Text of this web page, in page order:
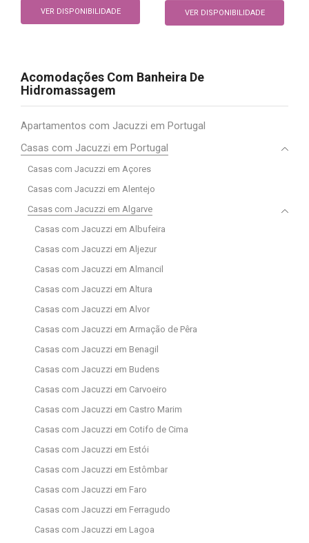
VER DISPONIBILIDADE VER DISPONIBILIDADE
Acomodações Com Banheira De
Hidromassagem
Apartamentos com Jacuzzi em Portugal
Casas com Jacuzzi em Portugal
Casas com Jacuzzi em Açores
Casas com Jacuzzi em Alentejo
Casas com Jacuzzi em Algarve
Casas com Jacuzzi em Albufeira
Casas com Jacuzzi em Aljezur
Casas com Jacuzzi em Almancil
Casas com Jacuzzi em Altura
Casas com Jacuzzi em Alvor
Casas com Jacuzzi em Armação de Pêra
Casas com Jacuzzi em Benagil
Casas com Jacuzzi em Budens
Casas com Jacuzzi em Carvoeiro
Casas com Jacuzzi em Castro Marim
Casas com Jacuzzi em Cotifo de Cima
Casas com Jacuzzi em Estói
Casas com Jacuzzi em Estômbar
Casas com Jacuzzi em Faro
Casas com Jacuzzi em Ferragudo
Casas com Jacuzzi em Lagoa